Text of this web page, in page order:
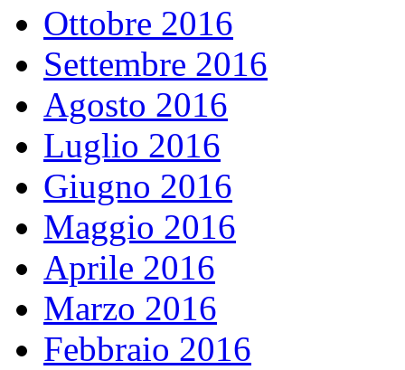
Ottobre 2016
Settembre 2016
Agosto 2016
Luglio 2016
Giugno 2016
Maggio 2016
Aprile 2016
Marzo 2016
Febbraio 2016